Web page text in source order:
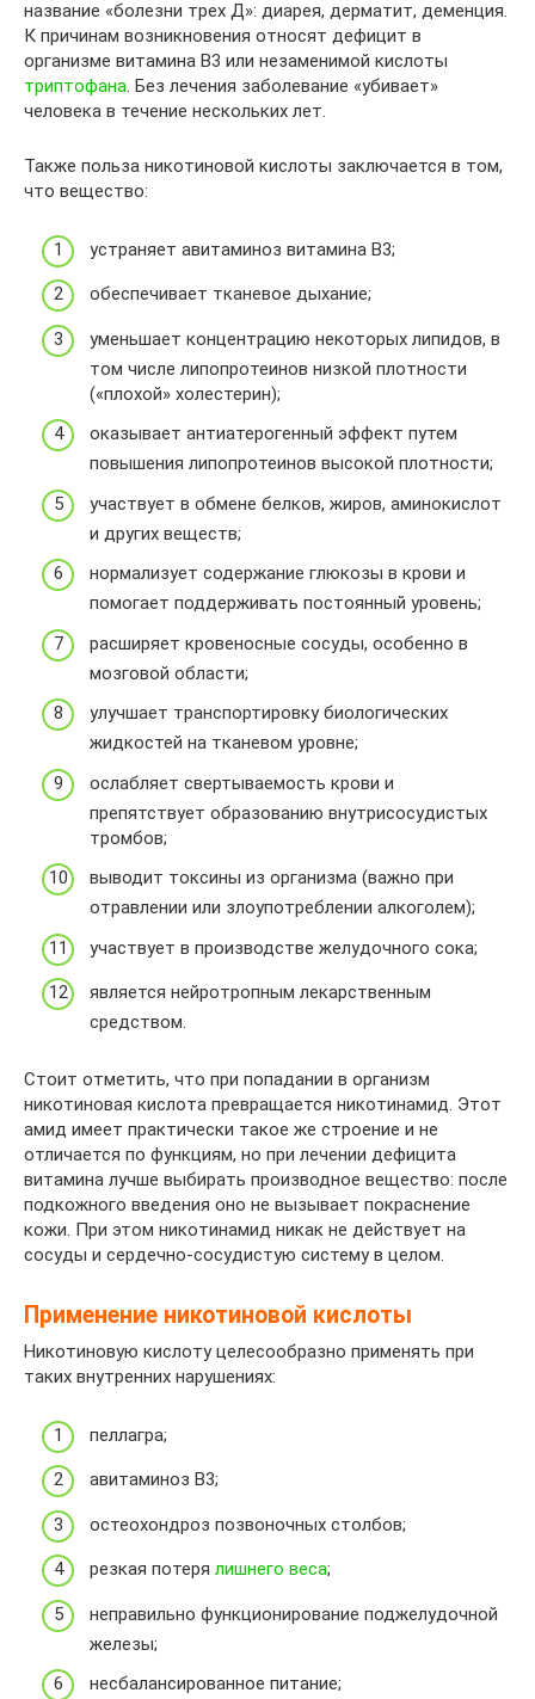
название «болезни трех Д»: диарея, дерматит, деменция.
К причинам возникновения относят дефицит в
организме витамина B3 или незаменимой кислоты
триптофана. Без лечения заболевание «убивает»
человека в течение нескольких лет.
Также польза никотиновой кислоты заключается в том,
что вещество:
устраняет авитаминоз витамина B3;
обеспечивает тканевое дыхание;
уменьшает концентрацию некоторых липидов, в
том числе липопротеинов низкой плотности
(«плохой» холестерин);
оказывает антиатерогенный эффект путем
повышения липопротеинов высокой плотности;
участвует в обмене белков, жиров, аминокислот
и других веществ;
нормализует содержание глюкозы в крови и
помогает поддерживать постоянный уровень;
расширяет кровеносные сосуды, особенно в
мозговой области;
улучшает транспортировку биологических
жидкостей на тканевом уровне;
ослабляет свертываемость крови и
препятствует образованию внутрисосудистых
тромбов;
выводит токсины из организма (важно при
отравлении или злоупотреблении алкоголем);
участвует в производстве желудочного сока;
является нейротропным лекарственным
средством.
Стоит отметить, что при попадании в организм
никотиновая кислота превращается никотинамид. Этот
амид имеет практически такое же строение и не
отличается по функциям, но при лечении дефицита
витамина лучше выбирать производное вещество: после
подкожного введения оно не вызывает покраснение
кожи. При этом никотинамид никак не действует на
сосуды и сердечно-сосудистую систему в целом.
Применение никотиновой кислоты
Никотиновую кислоту целесообразно применять при
таких внутренних нарушениях:
пеллагра;
авитаминоз B3;
остеохондроз позвоночных столбов;
резкая потеря лишнего веса;
неправильно функционирование поджелудочной
железы;
несбалансированное питание;